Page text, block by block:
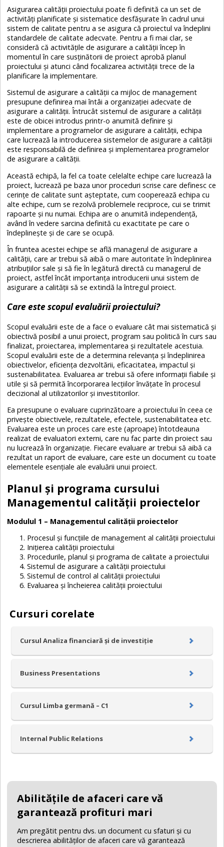
Asigurarea calității proiectului poate fi definită ca un set de
activități planificate și sistematice desfășurate în cadrul unui
sistem de calitate pentru a se asigura că proiectul va îndeplini
standardele de calitate adecvate. Pentru a fi mai clar, se
consideră că activitățile de asigurare a calității încep în
momentul în care susținătorii de proiect aprobă planul
proiectului și atunci când focalizarea activității trece de la
planificare la implementare.
Sistemul de asigurare a calității ca mijloc de management
presupune definirea mai întâi a organizației adecvate de
asigurare a calității. Întrucât sistemul de asigurare a calității
este de obicei introdus printr-o anumită definire și
implementare a programelor de asigurare a calității, echipa
care lucrează la introducerea sistemelor de asigurare a calității
este responsabilă de definirea și implementarea programelor
de asigurare a calității.
Această echipă, la fel ca toate celelalte echipe care lucrează la
proiect, lucrează pe baza unor proceduri scrise care definesc ce
cerințe de calitate sunt așteptate, cum cooperează echipa cu
alte echipe, cum se rezolvă problemele reciproce, cui se trimit
rapoarte și nu numai. Echipa are o anumită independență,
având în vedere sarcina definită cu exactitate pe care o
îndeplinește și de care se ocupă.
În fruntea acestei echipe se află managerul de asigurare a
calității, care ar trebui să aibă o mare autoritate în îndeplinirea
atribuțiilor sale și să fie în legătură directă cu managerul de
proiect, astfel încât importanța introducerii unui sistem de
asigurare a calității să se extindă la întregul proiect.
Care este scopul evaluării proiectului?
Scopul evaluării este de a face o evaluare cât mai sistematică și
obiectivă posibil a unui proiect, program sau politică în curs sau
finalizat, proiectarea, implementarea și rezultatele acestuia.
Scopul evaluării este de a determina relevanța și îndeplinirea
obiectivelor, eficiența dezvoltării, eficacitatea, impactul și
sustenabilitatea. Evaluarea ar trebui să ofere informații fiabile și
utile și să permită încorporarea lecțiilor învățate în procesul
decizional al utilizatorilor și investitorilor.
Ea presupune o evaluare cuprinzătoare a proiectului în ceea ce
privește obiectivele, rezultatele, efectele, sustenabilitatea etc.
Evaluarea este un proces care este (aproape) întotdeauna
realizat de evaluatori externi, care nu fac parte din proiect sau
nu lucrează în organizație. Fiecare evaluare ar trebui să aibă ca
rezultat un raport de evaluare, care este un document cu toate
elementele esențiale ale evaluării unui proiect.
Planul și programa cursului
Managementul calității proiectelor
Modulul 1 – Managementul calității proiectelor
Procesul și funcțiile de management al calității proiectului
Inițierea calității proiectului
Procedurile, planul și programa de calitate a proiectului
Sistemul de asigurare a calității proiectului
Sistemul de control al calității proiectului
Evaluarea și încheierea calității proiectului
Cursuri corelate
Cursul Analiza financiară și de investiție
Business Presentations
Cursul Limba germană – C1
Internal Public Relations
Abilităţile de afaceri care vă
garantează profituri mari
Am pregătit pentru dvs. un document cu sfaturi şi cu
descrierea abilităţilor de afaceri care vă garantează